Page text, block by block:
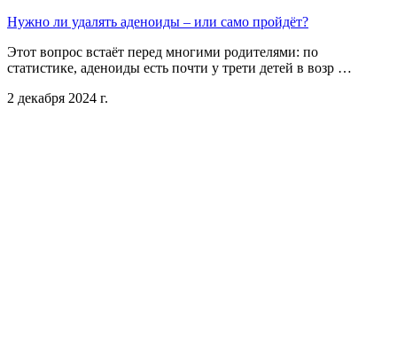
Нужно ли удалять аденоиды – или само пройдёт?
Этот вопрос встаёт перед многими родителями: по
статистике, аденоиды есть почти у трети детей в возр …
2 декабря 2024 г.